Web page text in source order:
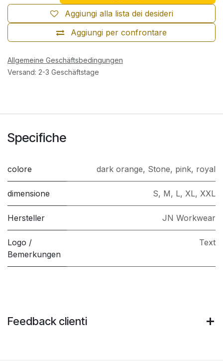
Aggiungi per confrontare
Aggiungi alla lista dei desideri
Allgemeine Geschäftsbedingungen
Versand: 2-3 Geschäftstage
Specifiche
colore dark orange, Stone, pink, royal
dimensione S, M, L, XL, XXL
Hersteller JN Workwear
Logo /
Bemerkungen
Text
Feedback clienti